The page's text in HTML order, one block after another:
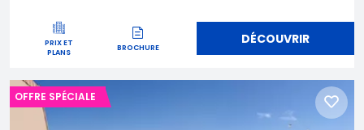
PRIX ET
PLANS
BROCHURE
DÉCOUVRIR
OFFRE SPÉCIALE